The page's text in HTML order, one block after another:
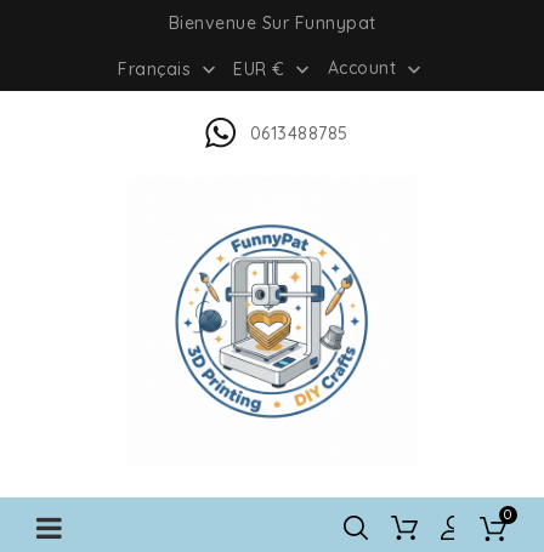
Bienvenue Sur Funnypat
Français  EUR €  Account 
0613488785
0